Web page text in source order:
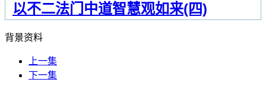
以不二法门中道智慧观如来(四)
背景资料
上一集
下一集